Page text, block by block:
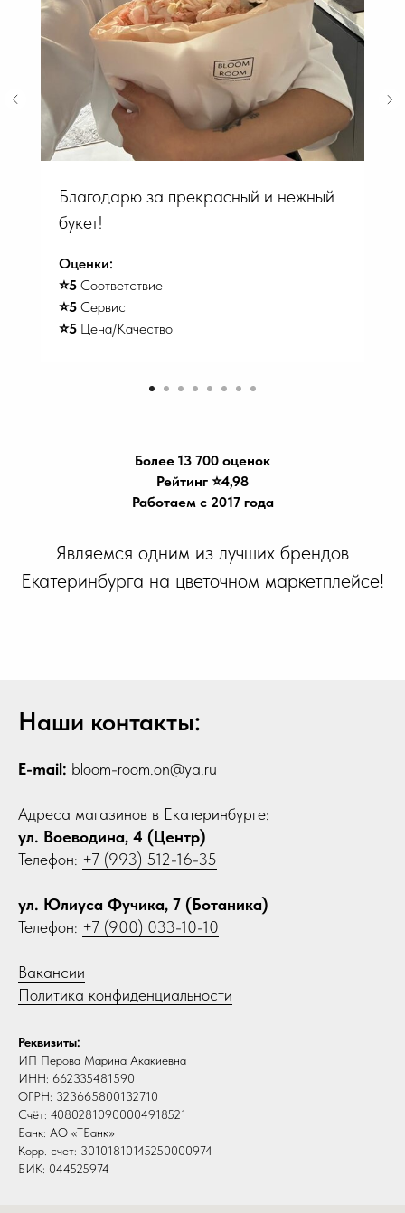
Благодарю за прекрасный и нежный
букет!
Оценки:
⭐️5 Соответствие
⭐️5 Сервис
⭐️5 Цена/Качество
Более 13 700 оценок
Рейтинг ⭐️4,98
Работаем с 2017 года
Являемся одним из лучших брендов
Екатеринбурга на цветочном маркетплейсе!
Наши контакты:
E-mail: bloom-room.on@ya.ru
Адреса магазинов в Екатеринбурге:
ул. Воеводина, 4 (Центр)
Телефон: +7 (993) 512-16-35
ул. Юлиуса Фучика, 7 (Ботаника)
Телефон: +7 (900) 033-10-10
Вакансии
Политика конфиденциальности
Реквизиты:
ИП Перова Марина Акакиевна
ИНН: 662335481590
ОГРН: 323665800132710
Счёт: 40802810900004918521
Банк: АО «ТБанк»
Корр. счет: 30101810145250000974
БИК: 044525974